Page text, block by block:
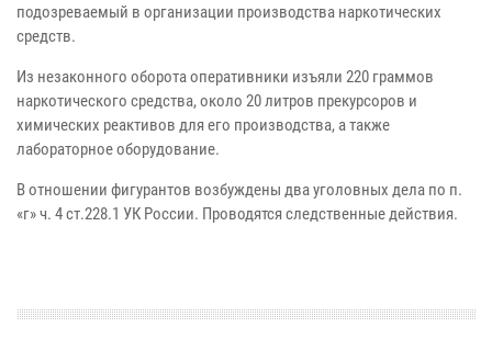
подозреваемый в организации производства наркотических
средств.
Из незаконного оборота оперативники изъяли 220 граммов
наркотического средства, около 20 литров прекурсоров и
химических реактивов для его производства, а также
лабораторное оборудование.
В отношении фигурантов возбуждены два уголовных дела по п.
«г» ч. 4 ст.228.1 УК России. Проводятся следственные действия.